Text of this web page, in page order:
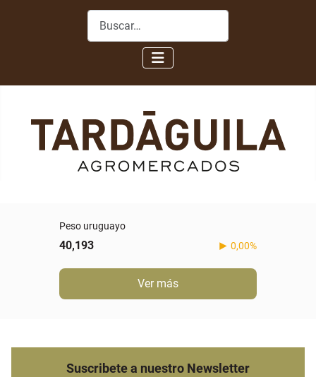
Buscar
Peso uruguayo
40,193 0,00%
Ver más
Suscribete a nuestro Newsletter